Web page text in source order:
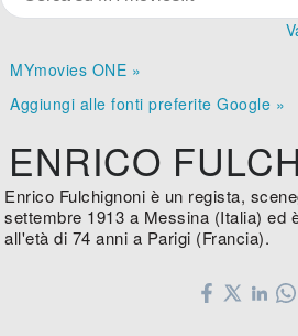
MYmovies ONE »
Aggiungi alle fonti preferite Google »
ENRICO
Enrico Fulchignoni è un regista,
settembre 1913 a Messina (Italia) ed
all'età di 74 anni a Parigi (Francia).